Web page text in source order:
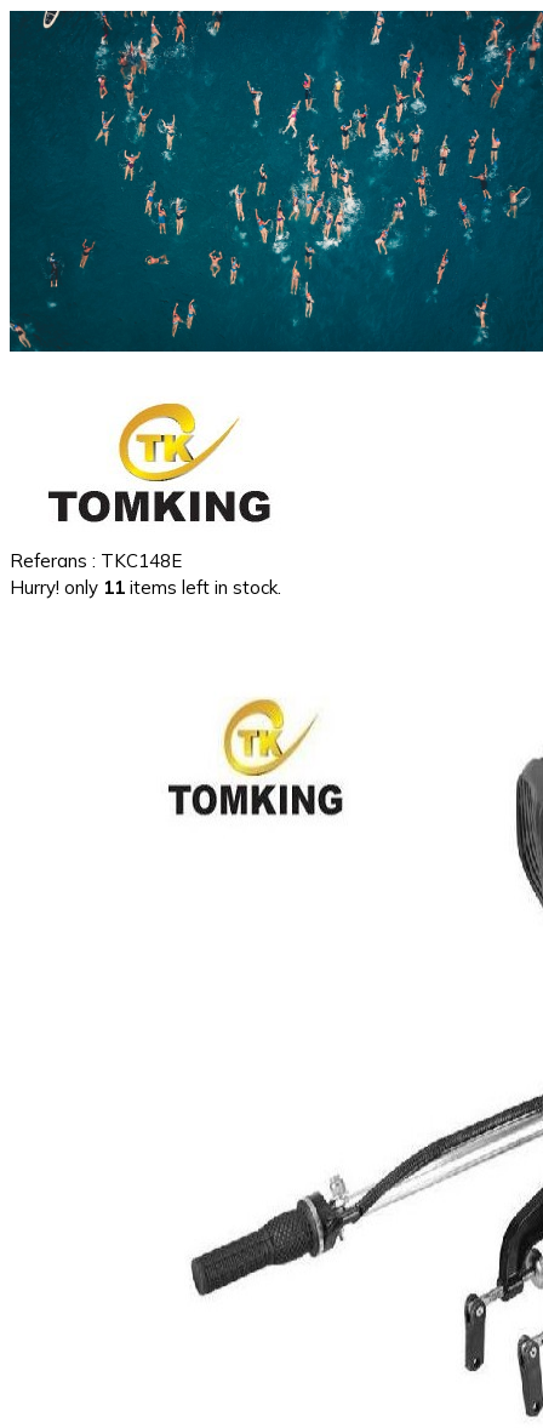
Referans : TKC148E
Hurry! only 11 items left in stock.